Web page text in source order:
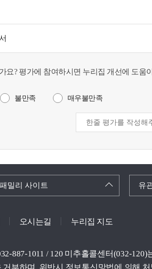
요? 평가에 참여하시면 누리집 개선에 도움
불만족 매우불만족
패밀리 사이트 유
오시는길 누리집 지도
887-1011 / 120 미추홀콜센터(032-120)